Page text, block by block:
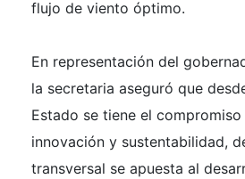
flujo de viento óptimo.
En representación del
la secretaria aseguró que
Estado se tiene el
innovación y sustentabilidad,
transversal se apuesta al